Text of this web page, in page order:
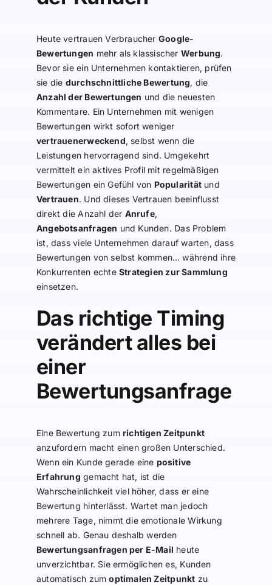
Heute vertrauen Verbraucher Google-
Bewertungen mehr als klassischer Werbung.
Bevor sie ein Unternehmen kontaktieren, prüfen
sie die durchschnittliche Bewertung, die
Anzahl der Bewertungen und die neuesten
Kommentare. Ein Unternehmen mit wenigen
Bewertungen wirkt sofort weniger
vertrauenerweckend, selbst wenn die
Leistungen hervorragend sind. Umgekehrt
vermittelt ein aktives Profil mit regelmäßigen
Bewertungen ein Gefühl von Popularitätund
Vertrauen. Und dieses Vertrauen beeinflusst
direkt die Anzahl der Anrufe,
Angebotsanfragen und Kunden. Das Problem
ist, dass viele Unternehmen darauf warten, dass
Bewertungen von selbst kommen… während ihre
Konkurrenten echte Strategien zur Sammlung
einsetzen.
Das richtige Timing
verändert alles bei
einer
Bewertungsanfrage
Eine Bewertung zum richtigen Zeitpunkt
anzufordern macht einen großen Unterschied.
Wenn ein Kunde gerade eine positive
Erfahrung gemacht hat, ist die
Wahrscheinlichkeit viel höher, dass er eine
Bewertung hinterlässt. Wartet man jedoch
mehrere Tage, nimmt die emotionale Wirkung
schnell ab. Genau deshalb werden
Bewertungsanfragen per E-Mail heute
unverzichtbar. Sie ermöglichen es, Kunden
automatisch zumoptimalen Zeitpunkt zu